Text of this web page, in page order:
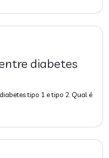
diabetes
tipo 1 e tipo 2. Qual é